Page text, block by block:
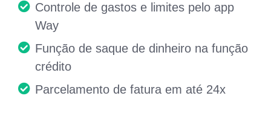
Controle de gastos e limites pelo app
Way
Função de saque de dinheiro na função
crédito
Parcelamento de fatura em até 24x